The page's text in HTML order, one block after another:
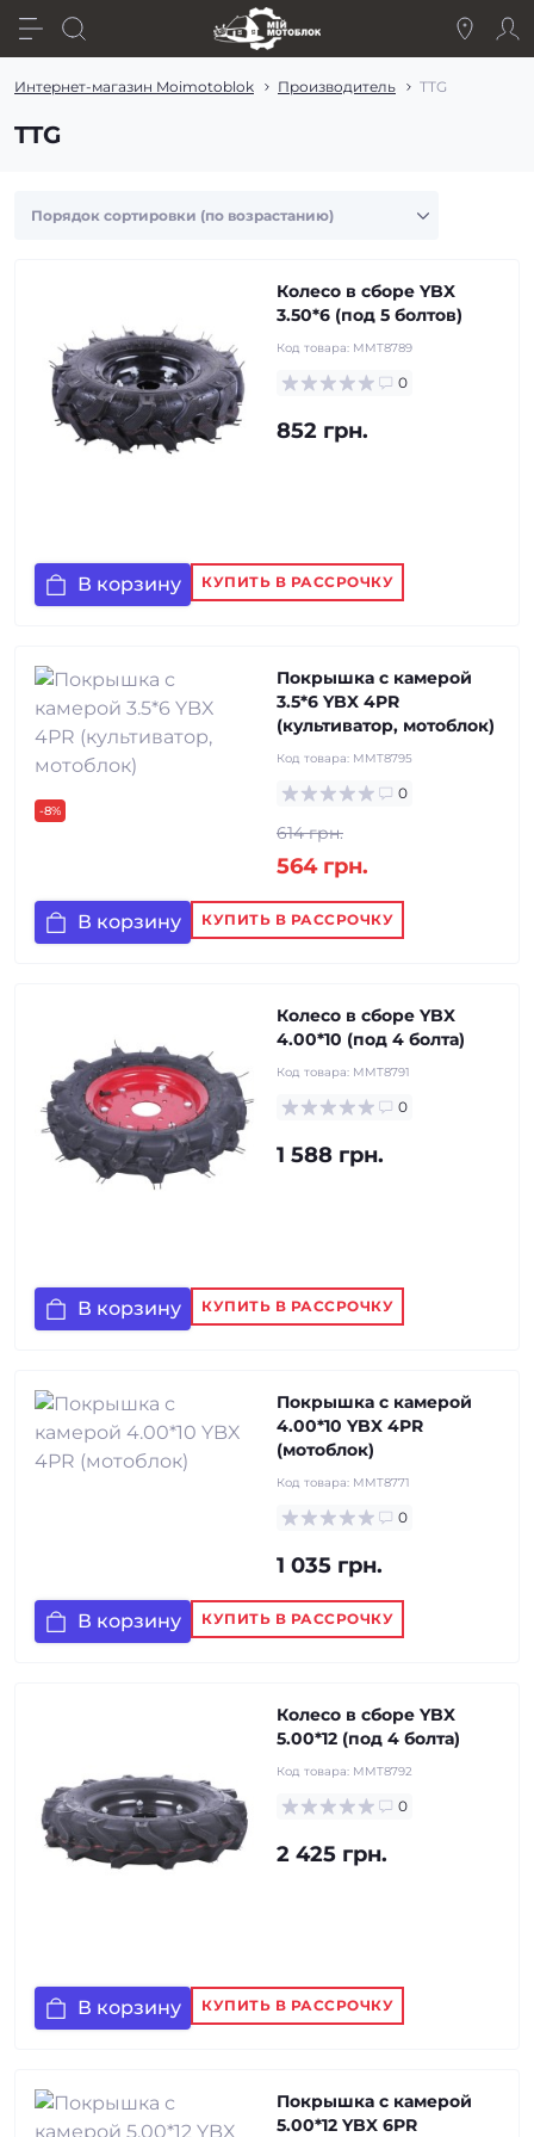
Интернет-магазин Moimotoblok Производитель TTG
TTG
Колесо в сборе YBX
3.50*6 (под 5 болтов)
Код товара: MMT8789
0
852 грн.
В корзину КУПИТЬ В РАССРОЧКУ
-8%
Покрышка с камерой
3.5*6 YBX 4PR
(культиватор, мотоблок)
Код товара: MMT8795
0
614 грн.
564 грн.
В корзину КУПИТЬ В РАССРОЧКУ
Колесо в сборе YBX
4.00*10 (под 4 болта)
Код товара: MMT8791
0
1 588 грн.
В корзину КУПИТЬ В РАССРОЧКУ
Покрышка с камерой
4.00*10 YBX 4PR
(мотоблок)
Код товара: MMT8771
0
1 035 грн.
В корзину КУПИТЬ В РАССРОЧКУ
Колесо в сборе YBX
5.00*12 (под 4 болта)
Код товара: MMT8792
0
2 425 грн.
В корзину КУПИТЬ В РАССРОЧКУ
Покрышка с камерой
5.00*12 YBX 6PR